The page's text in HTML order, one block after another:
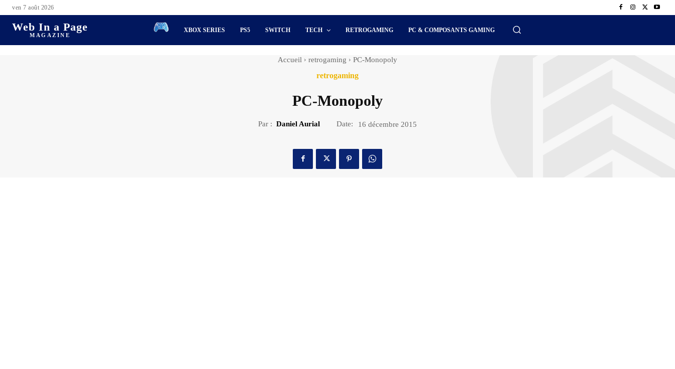
ven 7 août 2026
Web In a Page
MAGAZINE
XBOX SERIES PS5 SWITCH TECH RETROGAMING PC & COMPOSANTS GAMING
Accueil retrogaming PC-Monopoly
retrogaming
PC-Monopoly
Par : Daniel Aurial Date: 16 décembre 2015